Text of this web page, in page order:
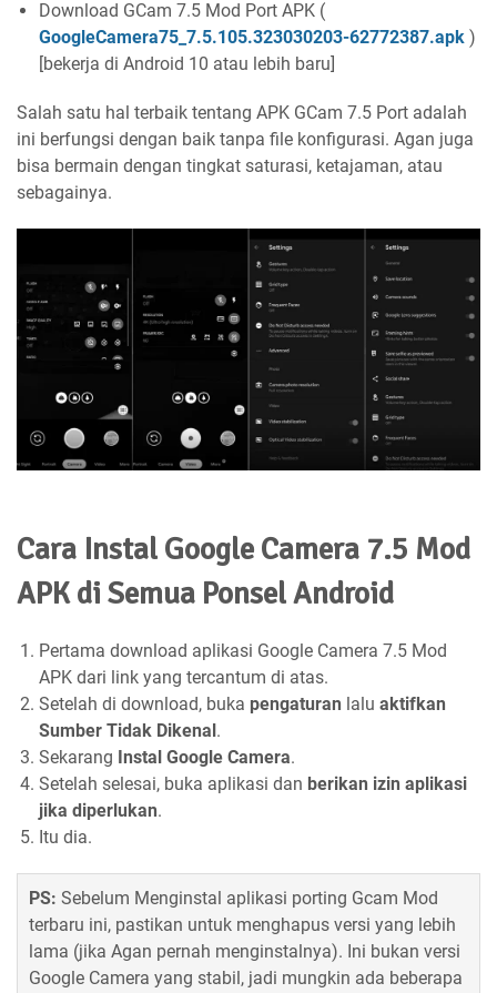
Download GCam 7.5 Mod Port APK (
GoogleCamera75_7.5.105.323030203-62772387.apk )
[bekerja di Android 10 atau lebih baru]
Salah satu hal terbaik tentang APK GCam 7.5 Port adalah
ini berfungsi dengan baik tanpa file konfigurasi. Agan juga
bisa bermain dengan tingkat saturasi, ketajaman, atau
sebagainya.
Cara Instal Google Camera 7.5 Mod
APK di Semua Ponsel Android
Pertama download aplikasi Google Camera 7.5 Mod
APK dari link yang tercantum di atas.
Setelah di download, buka pengaturan lalu aktifkan
Sumber Tidak Dikenal.
Sekarang Instal Google Camera.
Setelah selesai, buka aplikasi dan berikan izin aplikasi
jika diperlukan.
Itu dia.
PS: Sebelum Menginstal aplikasi porting Gcam Mod
terbaru ini, pastikan untuk menghapus versi yang lebih
lama (jika Agan pernah menginstalnya). Ini bukan versi
Google Camera yang stabil, jadi mungkin ada beberapa